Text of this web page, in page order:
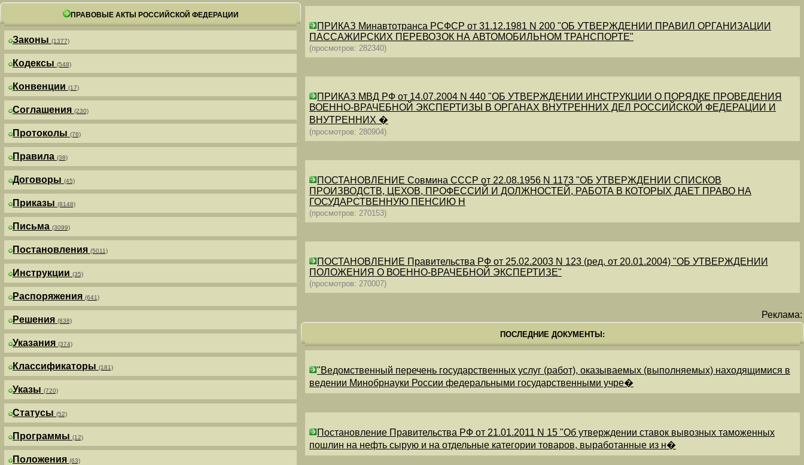
ПРАВОВЫЕ АКТЫ РОССИЙСКОЙ ФЕДЕРАЦИИ
Законы (1377)
Кодексы (548)
Конвенции (17)
Соглашения (230)
Протоколы (76)
Правила (38)
Договоры (45)
Приказы (8148)
Письма (3099)
Постановления (5011)
Инструкции (35)
Распоряжения (641)
Решения (838)
Указания (374)
Классификаторы (181)
Указы (720)
Статусы (52)
Программы (12)
Положения (63)
ПРИКАЗ Минавтотранса РСФСР от 31.12.1981 N 200 "ОБ УТВЕРЖДЕНИИ ПРАВИЛ ОРГАНИЗАЦИИ
ПАССАЖИРСКИХ ПЕРЕВОЗОК НА АВТОМОБИЛЬНОМ ТРАНСПОРТЕ"
(просмотров: 282340)
ПРИКАЗ МВД РФ от 14.07.2004 N 440 "ОБ УТВЕРЖДЕНИИ ИНСТРУКЦИИ О ПОРЯДКЕ ПРОВЕДЕНИЯ
ВОЕННО-ВРАЧЕБНОЙ ЭКСПЕРТИЗЫ В ОРГАНАХ ВНУТРЕННИХ ДЕЛ РОССИЙСКОЙ ФЕДЕРАЦИИ И
ВНУТРЕННИХ �
(просмотров: 280904)
ПОСТАНОВЛЕНИЕ Совмина СССР от 22.08.1956 N 1173 "ОБ УТВЕРЖДЕНИИ СПИСКОВ
ПРОИЗВОДСТВ, ЦЕХОВ, ПРОФЕССИЙ И ДОЛЖНОСТЕЙ, РАБОТА В КОТОРЫХ ДАЕТ ПРАВО НА
ГОСУДАРСТВЕННУЮ ПЕНСИЮ Н
(просмотров: 270153)
ПОСТАНОВЛЕНИЕ Правительства РФ от 25.02.2003 N 123 (ред. от 20.01.2004) "ОБ УТВЕРЖДЕНИИ
ПОЛОЖЕНИЯ О ВОЕННО-ВРАЧЕБНОЙ ЭКСПЕРТИЗЕ"
(просмотров: 270007)
Реклама:
ПОСЛЕДНИЕ ДОКУМЕНТЫ:
"Ведомственный перечень государственных услуг (работ), оказываемых (выполняемых) находящимися в
ведении Минобрнауки России федеральными государственными учре�
Постановление Правительства РФ от 21.01.2011 N 15 "Об утверждении ставок вывозных таможенных
пошлин на нефть сырую и на отдельные категории товаров, выработанные из н�